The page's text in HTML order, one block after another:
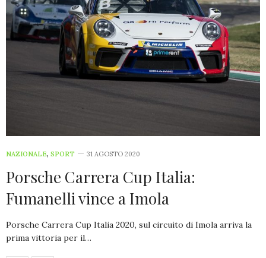
NAZIONALE, SPORT 31 AGOSTO 2020
Porsche Carrera Cup Italia:
Fumanelli vince a Imola
Porsche Carrera Cup Italia 2020, sul circuito di Imola arriva la
prima vittoria per il…